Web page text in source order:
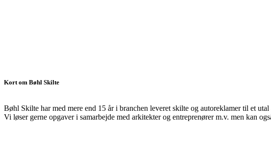
Kort om Bøhl Skilte
Bøhl Skilte har med mere end 15 år i branchen leveret skilte og autoreklamer til et
Vi løser gerne opgaver i samarbejde med arkitekter og entreprenører m.v. men kan